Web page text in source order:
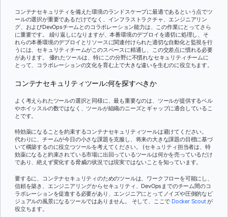
コンテナセキュリティを備えた環境のランドスケープに最適であるという点でツ
ールの選択が重要であるだけでなく、インフラストラクチャ、エンジニアリン
グ、およびDevOpsチームとのコラボレーション能力は、この作業にとってさら
に重要です。 繰り返しになりますが、本番環境のデプロイを適切に処理し、そ
れらの本番環境のデプロイとリソースに関連付けられた適切な自動化と監視を行
うには、セキュリティチームがこのスペースに精通し、この交差点に慣れる必要
があります。 優れたツールは、特にこの分野に不慣れなセキュリティチームに
とって、コラボレーションの文化を育む上で大きな違いを生むのに役立ちます。
コンテナセキュリティツール:何を探すべきか
よく考えられたツールの選択と同様に、最も重要なのは、ツールが提供するベル
やホイッスルの数ではなく、ツールが組織のニーズとギャップに適合しているこ
とです。
特効薬になることを約束するコンテナセキュリティツールは避けてください。
代わりに、チームが今日の小さな課題を克服し、将来の大きな課題の目標に基づ
いて構築するのに役立つツールを考えてください。 (セキュリティ担当者は、特
効薬になると約束されている市場に出回っているツールは何かを売っているだけ
であり、絶えず変化する脅威の状況では現実ではないことを知っています。
要するに、コンテナセキュリティのためのツールは、ワークフローを可能にし、
信頼を築き、エンジニアリングからセキュリティ、DevOpsまでのチーム間のコ
ラボレーションを促進する必要があり、エンジニアにとってノイズや圧倒的なビ
ジュアルの風景になるツールではありません。 そして、ここで Docker Scoutが
役立ちます。